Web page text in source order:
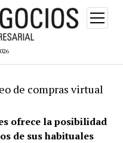
abrir
menú
de compras virtual
ofrece la posibilidad
de sus habituales